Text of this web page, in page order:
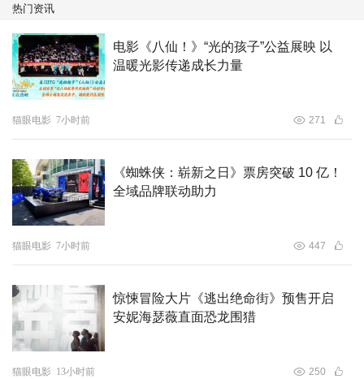
热门资讯
电影《八仙！》“光的孩子”公益展映 以
温暖光影传递成长力量
猫眼电影 7小时前 271
《蜘蛛侠：崭新之日》票房突破 10 亿！
全域品牌联动助力
猫眼电影 7小时前 447
惊悚冒险大片《逃出绝命街》预售开启
安妮海瑟薇直面恐龙围猎
猫眼电影 13小时前 250